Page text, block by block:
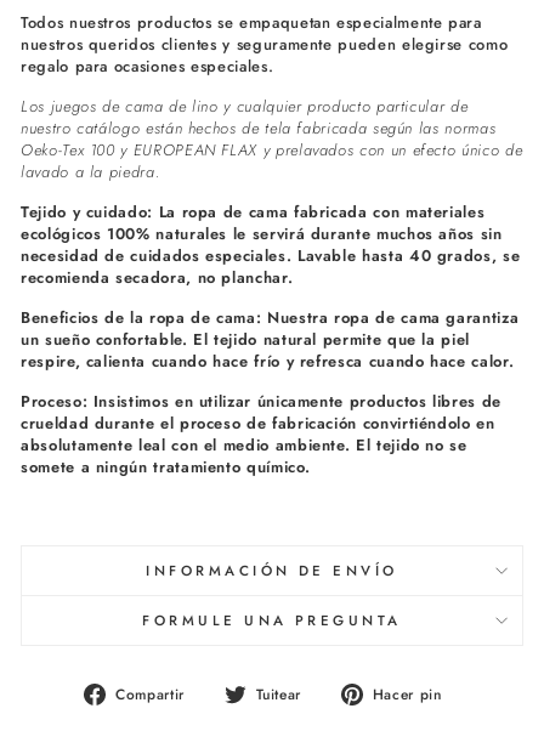
Todos nuestros productos se empaquetan especialmente para
nuestros queridos clientes y seguramente pueden elegirse como
regalo para ocasiones especiales.
Los juegos de cama de lino y cualquier producto particular de
nuestro catálogo están hechos de tela fabricada según las normas
Oeko-Tex 100 y EUROPEAN FLAX y prelavados con un efecto único de
lavado a la piedra.
Tejido y cuidado: La ropa de cama fabricada con materiales
ecológicos 100% naturales le servirá durante muchos años sin
necesidad de cuidados especiales. Lavable hasta 40 grados, se
recomienda secadora, no planchar.
Beneficios de la ropa de cama: Nuestra ropa de cama garantiza
un sueño confortable. El tejido natural permite que la piel
respire, calienta cuando hace frío y refresca cuando hace calor.
Proceso: Insistimos en utilizar únicamente productos libres de
crueldad durante el proceso de fabricación convirtiéndolo en
absolutamente leal con el medio ambiente. El tejido no se
somete a ningún tratamiento químico.
INFORMACIÓN DE ENVÍO
FORMULE UNA PREGUNTA
Compartir
CompartirTuitear
Tuitear Hacer pin